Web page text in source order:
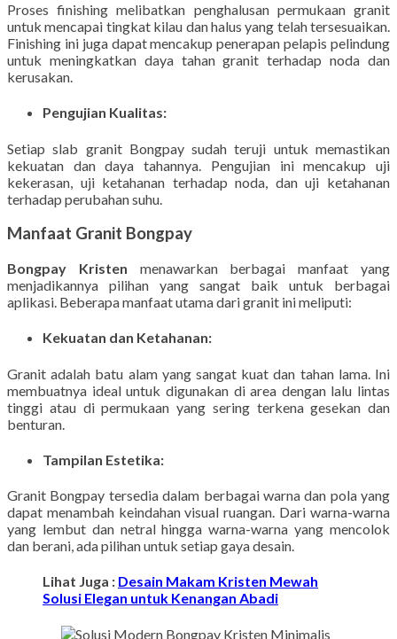
Proses finishing melibatkan penghalusan permukaan granit
untuk mencapai tingkat kilau dan halus yang telah tersesuaikan.
Finishing ini juga dapat mencakup penerapan pelapis pelindung
untuk meningkatkan daya tahan granit terhadap noda dan
kerusakan.
Pengujian Kualitas:
Setiap slab granit Bongpay sudah teruji untuk memastikan
kekuatan dan daya tahannya. Pengujian ini mencakup uji
kekerasan, uji ketahanan terhadap noda, dan uji ketahanan
terhadap perubahan suhu.
Manfaat Granit Bongpay
Bongpay Kristen menawarkan berbagai manfaat yang
menjadikannya pilihan yang sangat baik untuk berbagai
aplikasi. Beberapa manfaat utama dari granit ini meliputi:
Kekuatan dan Ketahanan:
Granit adalah batu alam yang sangat kuat dan tahan lama. Ini
membuatnya ideal untuk digunakan di area dengan lalu lintas
tinggi atau di permukaan yang sering terkena gesekan dan
benturan.
Tampilan Estetika:
Granit Bongpay tersedia dalam berbagai warna dan pola yang
dapat menambah keindahan visual ruangan. Dari warna-warna
yang lembut dan netral hingga warna-warna yang mencolok
dan berani, ada pilihan untuk setiap gaya desain.
Lihat Juga : Desain Makam Kristen Mewah
Solusi Elegan untuk Kenangan Abadi